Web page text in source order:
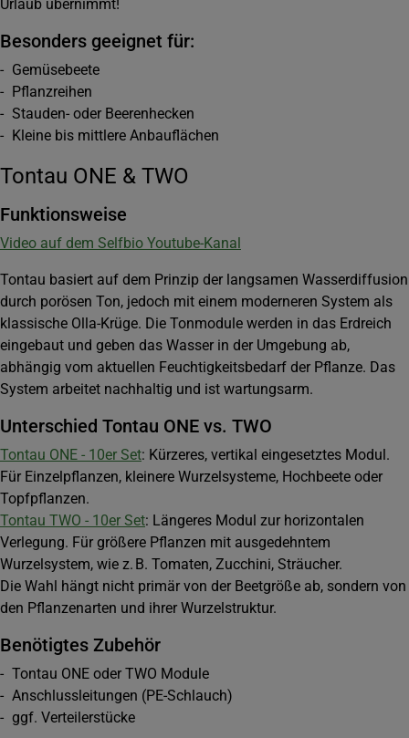
Urlaub übernimmt!
Besonders geeignet für:
- Gemüsebeete
- Pflanzreihen
- Stauden- oder Beerenhecken
- Kleine bis mittlere Anbauflächen
Tontau ONE & TWO
Funktionsweise
Video auf dem Selfbio Youtube-Kanal
Tontau basiert auf dem Prinzip der langsamen Wasserdiffusion
durch porösen Ton, jedoch mit einem moderneren System als
klassische Olla-Krüge. Die Tonmodule werden in das Erdreich
eingebaut und geben das Wasser in der Umgebung ab,
abhängig vom aktuellen Feuchtigkeitsbedarf der Pflanze. Das
System arbeitet nachhaltig und ist wartungsarm.
Unterschied Tontau ONE vs. TWO
Tontau ONE - 10er Set: Kürzeres, vertikal eingesetztes Modul.
Für Einzelpflanzen, kleinere Wurzelsysteme, Hochbeete oder
Topfpflanzen.
Tontau TWO - 10er Set: Längeres Modul zur horizontalen
Verlegung. Für größere Pflanzen mit ausgedehntem
Wurzelsystem, wie z. B. Tomaten, Zucchini, Sträucher.
Die Wahl hängt nicht primär von der Beetgröße ab, sondern von
den Pflanzenarten und ihrer Wurzelstruktur.
Benötigtes Zubehör
- Tontau ONE oder TWO Module
- Anschlussleitungen (PE-Schlauch)
- ggf. Verteilerstücke